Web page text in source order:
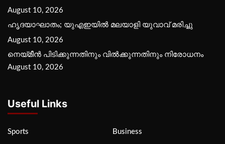
August 10, 2026
ഹൃദയാഘാതം; യുഎഇയില്‍ മലയാളി യുവാവ് മരിച്ചു
August 10, 2026
നെയ്മീന്‍ പിടിക്കുന്നതിനും വില്‍ക്കുന്നതിനും നിരോധനം
August 10, 2026
Useful Links
Sports Business